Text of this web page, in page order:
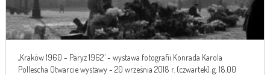
„Kraków 1960 - Paryż 1962” - wystawa fotografii Konrada Karola
Pollescha Otwarcie wystawy - 20 września 2018 r. (czwartek), g. 18.00